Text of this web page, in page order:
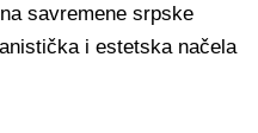
savremene srpske
i estetska načela